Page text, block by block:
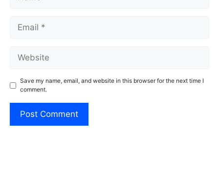
Email
Website
Save my name, email, and website in this browser for the next time I
comment.